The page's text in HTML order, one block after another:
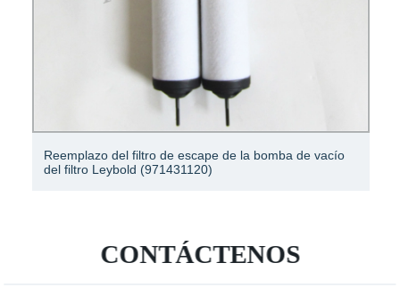
Filtro de aceite del vacío del filtro de aceite del precio
de la freidora del proveedor de China
CONTÁCTENOS